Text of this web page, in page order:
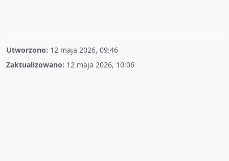
Utworzono: 12 maja 2026, 09:46
Zaktualizowano: 12 maja 2026, 10:06